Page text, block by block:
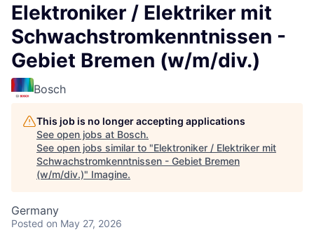
Elektroniker / Elektriker mit
Schwachstromkenntnissen -
Gebiet Bremen (w/m/div.)
Bosch
This job is no longer accepting applications
See open jobs at Bosch.
See open jobs similar to "Elektroniker / Elektriker mit
Schwachstromkenntnissen - Gebiet Bremen
(w/m/div.)" Imagine.
Germany
Posted on May 27, 2026